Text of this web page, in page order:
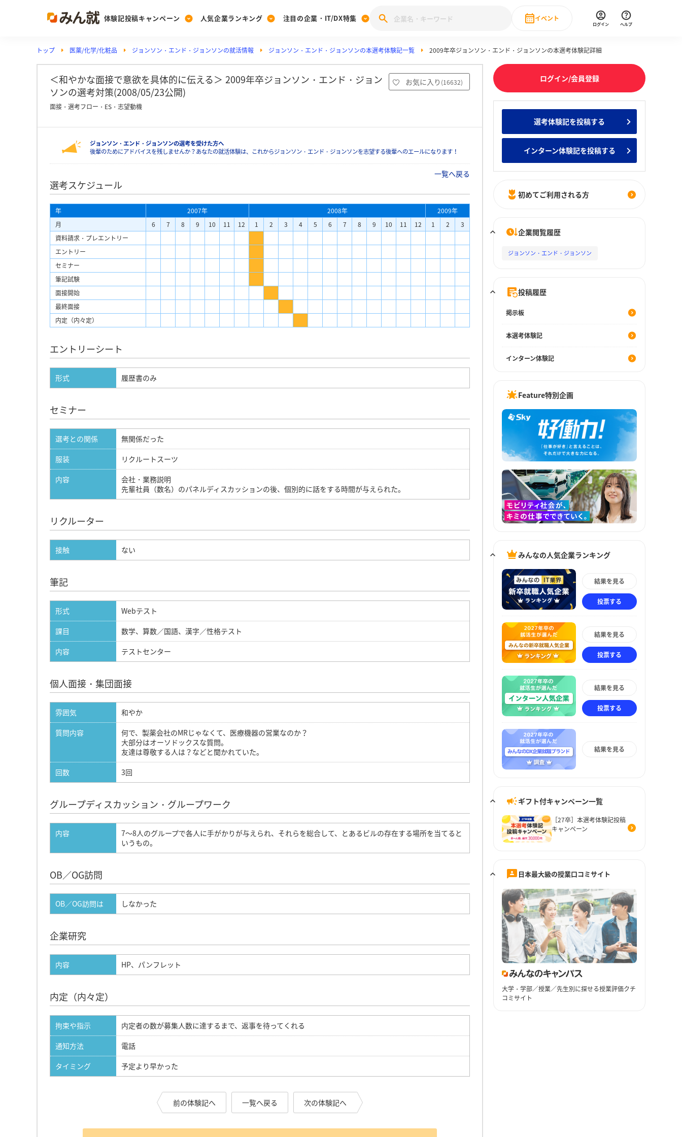
体験記投稿キャンペーン
Post
投稿する
[27卒] 本選考体験記投稿キャンペーン
人気企業ランキング
Ranking
ランキングを見る
みんなのDX企業就職ブランド調査
みんなの新卒就職人気企業ランキング みんなのインターン人気企業ランキ
注目の企業・IT/DX特集
PickUp
注目の企業特集
28卒 IT・DX現場社員インタビュー
動画で知ろう！業界・企業研究
イベント
Event
直近のイベント一覧
ログイン ヘルプ
トップ 医薬/化学/化粧品 ジョンソン・エンド・ジョンソンの就活情報 ジョンソン・エンド・ジョンソンの本選考体験記一覧 2009年卒ジョンソン・エンド・ジョンソンの本選考体験記詳細
＜和やかな面接で意欲を具体的に伝える＞ 2009年卒ジョンソン・エンド・ジョン
ソンの選考対策(2008/05/23公開)
お気に入り (16632)
面接・選考フロー・ES・志望動機
ジョンソン・エンド・ジョンソンの選考を受けた方へ
後輩のためにアドバイスを残しませんか？あなたの就活体験は、これからジョンソン・エンド・ジョンソンを志望する後輩へのエールになります！
一覧へ戻る
選考スケジュール
年 2007年 2008年
2009年
月
6 7 8 9 10 11 12 1 2 3 4 5 6 7 8 9 10 11 12 1 2
3
資料請求・プレエントリー
エントリー
セミナー
筆記試験
面接開始
最終面接
内定（内々定）
エントリーシート
形式 履歴書のみ
セミナー
選考との関係
無関係だった
服装
リクルートスーツ
内容
会社・業務説明
先輩社員（数名）のパネルディスカッションの後、個別的に話をする時間が与えられた。
リクルーター
接触 ない
筆記
形式
Webテスト
課目
数学、算数／国語、漢字／性格テスト
内容
テストセンター
個人面接・集団面接
雰囲気
和やか
質問内容
何で、製薬会社のMRじゃなくて、医療機器の営業なのか？
大部分はオーソドックスな質問。
友達は尊敬する人は？などと聞かれていた。
回数
3回
グループディスカッション・グループワーク
内容
7～8人のグループで各人に手がかりが与えられ、それらを総合して、とあるビルの存在する場所を当てると
いうもの。
OB／OG訪問
OB／OG訪問は しなかった
企業研究
内容 HP、パンフレット
内定（内々定）
拘束や指示
内定者の数が募集人数に達するまで、返事を待ってくれる
通知方法
電話
タイミング
予定より早かった
前の体験記へ 一覧へ戻る 次の体験記へ
ログイン/会員登録
選考体験記を投稿する
インターン体験記を投稿する
初めてご利用される方
企業閲覧履歴
ジョンソン・エンド・ジョンソン
投稿履歴
掲示板
本選考体験記
インターン体験記
Feature特別企画
みんなの人気企業ランキング
結果を見る
投票する
結果を見る
投票する
結果を見る
投票する
結果を見る
ギフト付キャンペーン一覧
［27卒］本選考体験記投稿
キャンペーン
日本最大級の授業口コミサイト
大学・学部／授業／先生別に探せる授業評価クチ
コミサイト